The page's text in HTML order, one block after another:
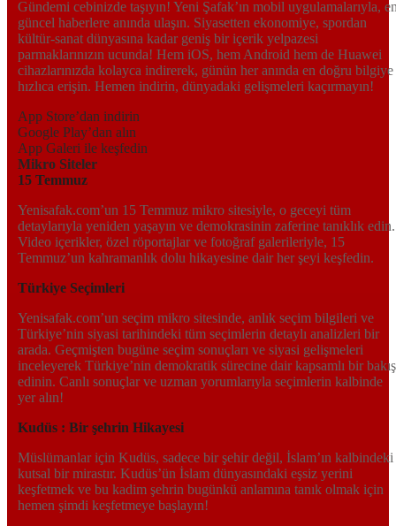
Gündemi cebinizde taşıyın! Yeni Şafak’ın mobil uygulamalarıyla,
güncel haberlere anında ulaşın. Siyasetten ekonomiye, spordan
kültür-sanat dünyasına kadar geniş bir içerik yelpazesi
parmaklarınızın ucunda! Hem iOS, hem Android hem de Huawei
cihazlarınızda kolayca indirerek, günün her anında en doğru bilgiye
hızlıca erişin. Hemen indirin, dünyadaki gelişmeleri kaçırmayın!
App Store’dan indirin
Google Play’dan alın
App Galeri ile keşfedin
Mikro Siteler
15 Temmuz
Yenisafak.com’un 15 Temmuz mikro sitesiyle, o geceyi tüm
detaylarıyla yeniden yaşayın ve demokrasinin zaferine tanıklık edin.
Video içerikler, özel röportajlar ve fotoğraf galerileriyle, 15
Temmuz’un kahramanlık dolu hikayesine dair her şeyi keşfedin.
Türkiye Seçimleri
Yenisafak.com’un seçim mikro sitesinde, anlık seçim bilgileri ve
Türkiye’nin siyasi tarihindeki tüm seçimlerin detaylı analizleri bir
arada. Geçmişten bugüne seçim sonuçları ve siyasi gelişmeleri
inceleyerek Türkiye’nin demokratik sürecine dair kapsamlı bir bakış
edinin. Canlı sonuçlar ve uzman yorumlarıyla seçimlerin kalbinde
yer alın!
Kudüs : Bir şehrin Hikayesi
Müslümanlar için Kudüs, sadece bir şehir değil, İslam’ın kalbindeki
kutsal bir mirastır. Kudüs’ün İslam dünyasındaki eşsiz yerini
keşfetmek ve bu kadim şehrin bugünkü anlamına tanık olmak için
hemen şimdi keşfetmeye başlayın!